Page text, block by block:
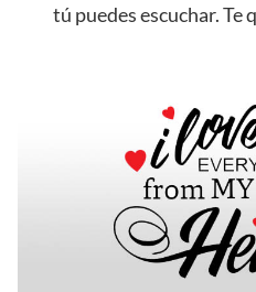
tú puedes escuchar. Te